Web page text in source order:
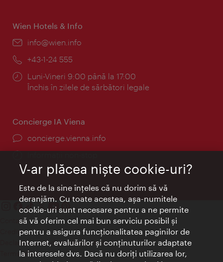
Wien Hotels & Info
E-
info@wien.info
Telefon:
+43-1-24 555
Program:
Luni-Vineri 9:00 până la 17:00
Închis în zilele de sărbători legale
Concierge IA Viena
concierge.vienna.info
Contact
Credits
Declaraţie privind protecţia datelor
Terms of Use
V-ar plăcea nişte cookie-uri?
Este de la sine înţeles că nu dorim să vă
deranjăm. Cu toate acestea, aşa-numitele
cookie-uri sunt necesare pentru a ne permite
să vă oferim cel mai bun serviciu posibil şi
pentru a asigura funcţionalitatea paginilor de
Internet, evaluărilor şi conţinuturilor adaptate
la interesele dvs. Dacă nu doriţi utilizarea lor,